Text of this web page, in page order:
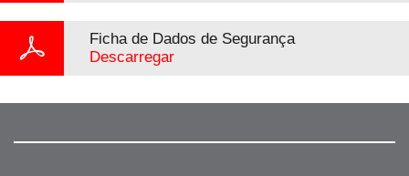
Ficha de Dados de Segurança
Descarregar